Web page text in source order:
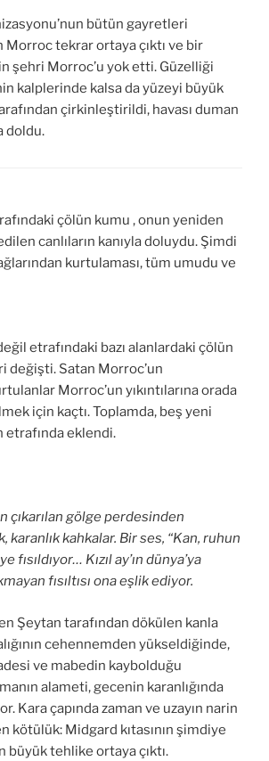
bütün gayretleri
Morroc tekrar ortaya çıktı ve bir
şehri Morroc’u yok etti. Güzelliği
kalplerinde kalsa da yüzeyi büyük
çirkinleştirildi, havası duman
doldu.
çölün kumu , onun yeniden
canlıların kanıyla doluydu. Şimdi
kurtulaması, tüm umudu ve
etrafındaki bazı alanlardaki çölün
değişti. Satan Morroc’un
Morroc’un yıkıntılarına orada
için kaçtı. Toplamda, beş yeni
etrafında eklendi.
çıkarılan gölge perdesinden
karanlık kahkalar. Bir ses, “Kan, ruhun
fısıldıyor… Kızıl ay’ın dünya’ya
fısıltısı ona eşlik ediyor.
Şeytan tarafından dökülen kanla
cehennemden yükseldiğinde,
ve mabedin kaybolduğu
alameti, gecenin karanlığında
Kara çapında zaman ve uzayın narin
kötülük: Midgard kıtasının şimdiye
büyük tehlike ortaya çıktı.